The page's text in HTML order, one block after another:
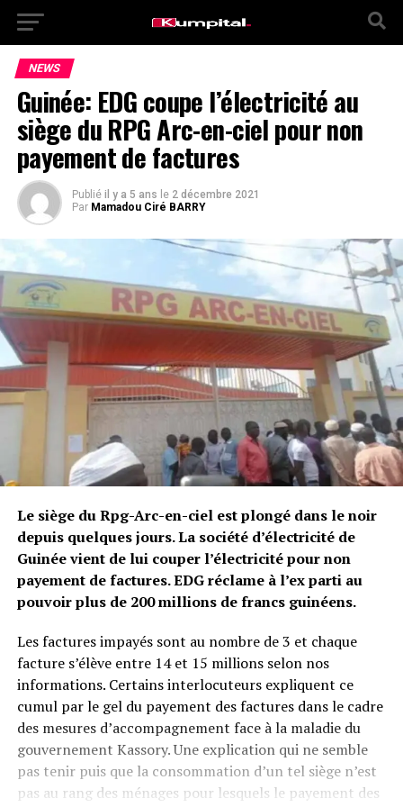
NEWS
Guinée: EDG coupe l’électricité au
siège du RPG Arc-en-ciel pour non
payement de factures
Publié il y a 5 ans le 2 décembre 2021
Par Mamadou Ciré BARRY
Le siège du Rpg-Arc-en-ciel est plongé dans le noir
depuis quelques jours. La société d’électricité de
Guinée vient de lui couper l’électricité pour non
payement de factures. EDG réclame à l’ex parti au
pouvoir plus de 200 millions de francs guinéens.
Les factures impayés sont au nombre de 3 et chaque
facture s’élève entre 14 et 15 millions selon nos
informations. Certains interlocuteurs expliquent ce
cumul par le gel du payement des factures dans le cadre
des mesures d’accompagnement face à la maladie du
gouvernement Kassory. Une explication qui ne semble
pas tenir puis que la consommation d’un tel siège n’est
pas au rang des ménages pour lesquels le payement des